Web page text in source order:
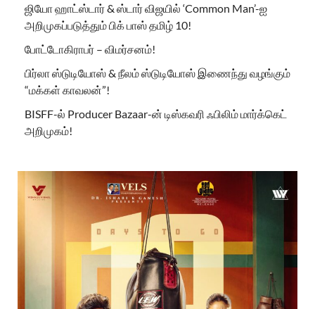
ஜியோ ஹாட்ஸ்டார் & ஸ்டார் விஜயில் ‘Common Man’-ஐ
அறிமுகப்படுத்தும் பிக் பாஸ் தமிழ் 10!
போட்டோகிராபர் – விமர்சனம்!
பிர்லா ஸ்டுடியோஸ் & நீலம் ஸ்டுடியோஸ் இணைந்து வழங்கும்
“மக்கள் காவலன்”!
BISFF-ல் Producer Bazaar-ன் டிஸ்கவரி ஃபிலிம் மார்க்கெட்
அறிமுகம்!